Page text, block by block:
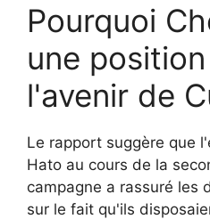
Pourquoi
une
l'avenir de
Le rapport suggère que
Hato au cours de la
campagne a rassuré les
sur le fait qu'ils